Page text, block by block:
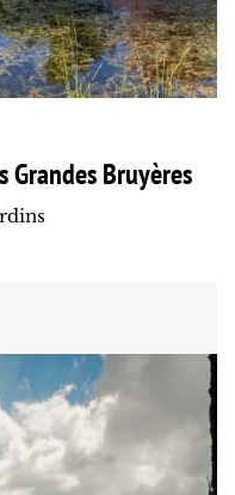
Grandes Bruyères